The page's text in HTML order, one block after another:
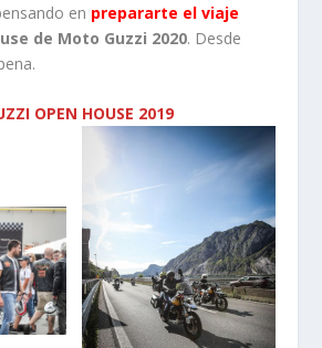
en prepararte el viaje
de Moto Guzzi 2020. Desde
OPEN HOUSE 2019